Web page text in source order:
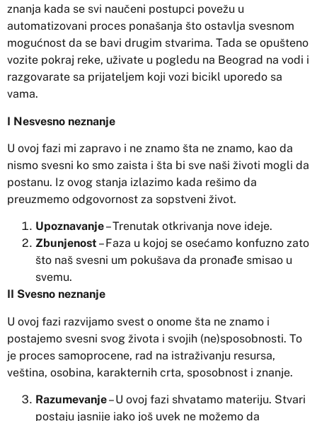
znanja kada se svi naučeni postupci povežu u
automatizovani proces ponašanja što ostavlja svesnom
mogućnost da se bavi drugim stvarima. Tada se opušteno
vozite pokraj reke, uživate u pogledu na Beograd na vodi i
razgovarate sa prijateljem koji vozi bicikl uporedo sa
vama.
I Nesvesno neznanje
U ovoj fazi mi zapravo i ne znamo šta ne znamo, kao da
nismo svesni ko smo zaista i šta bi sve naši životi mogli da
postanu. Iz ovog stanja izlazimo kada rešimo da
preuzmemo odgovornost za sopstveni život.
Upoznavanje– Trenutak otkrivanja nove ideje.
Zbunjenost – Faza u kojoj se osećamo konfuzno zato
što naš svesni um pokušava da pronađe smisao u
svemu.
II Svesno neznanje
U ovoj fazi razvijamo svest o onome šta ne znamo i
postajemo svesni svog života i svojih (ne)sposobnosti. To
je proces samoprocene, rad na istraživanju resursa,
veština, osobina, karakternih crta, sposobnost i znanje.
Razumevanje– U ovoj fazi shvatamo materiju. Stvari
postaju jasnije iako još uvek ne možemo da